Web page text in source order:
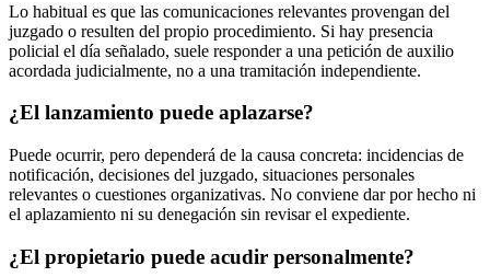
Lo habitual es que las comunicaciones relevantes provengan del
juzgado o resulten del propio procedimiento. Si hay presencia
policial el día señalado, suele responder a una petición de auxilio
acordada judicialmente, no a una tramitación independiente.
¿El lanzamiento puede aplazarse?
Puede ocurrir, pero dependerá de la causa concreta: incidencias de
notificación, decisiones del juzgado, situaciones personales
relevantes o cuestiones organizativas. No conviene dar por hecho ni
el aplazamiento ni su denegación sin revisar el expediente.
¿El propietario puede acudir personalmente?